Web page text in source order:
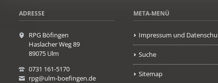
ADRESSE
RPG Böfingen
Haslacher Weg 89
89075 Ulm
0731 161-5170
rpg@ulm-boefingen.de
META-MENÜ
Impressum und
Suche
Sitemap